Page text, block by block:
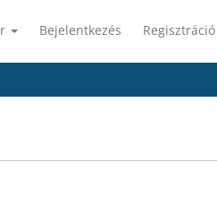
Bejelentkezés Regisztráció